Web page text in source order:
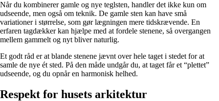
Når du kombinerer gamle og nye teglsten, handler det ikke kun om
udseende, men også om teknik. De gamle sten kan have små
variationer i størrelse, som gør lægningen mere tidskrævende. En
erfaren tagdækker kan hjælpe med at fordele stenene, så overgangen
mellem gammelt og nyt bliver naturlig.
Et godt råd er at blande stenene jævnt over hele taget i stedet for at
samle de nye ét sted. På den måde undgår du, at taget får et “plettet”
udseende, og du opnår en harmonisk helhed.
Respekt for husets arkitektur